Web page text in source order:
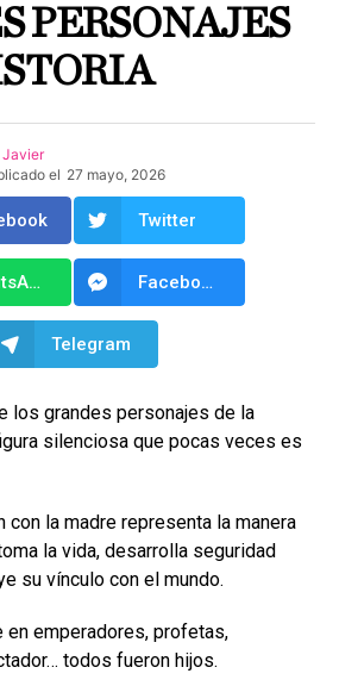
PERSONAJES
Javier
el 27 mayo, 2026
Twitter
WhatsApp Facebook Messenger
Telegram
los grandes personajes de la
silenciosa que pocas veces es
con la madre representa la manera
la vida, desarrolla seguridad
su vínculo con el mundo.
emperadores, profetas,
todos fueron hijos.